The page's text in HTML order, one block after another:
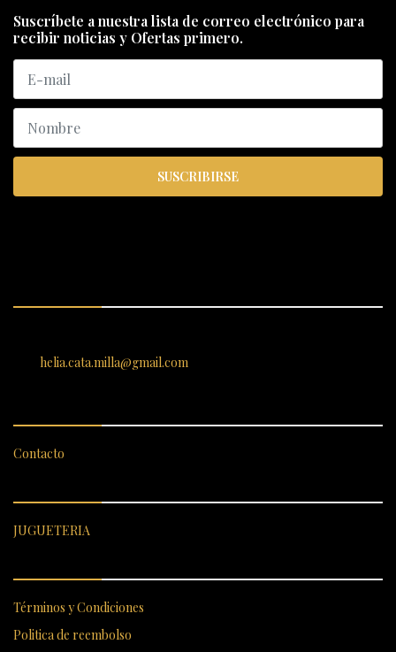
Suscríbete a nuestra lista de correo electrónico para
recibir noticias y Ofertas primero.
SUSCRIBIRSE
helia.cata.milla@gmail.com
Contacto
JUGUETERIA
Términos y Condiciones
Politica de reembolso